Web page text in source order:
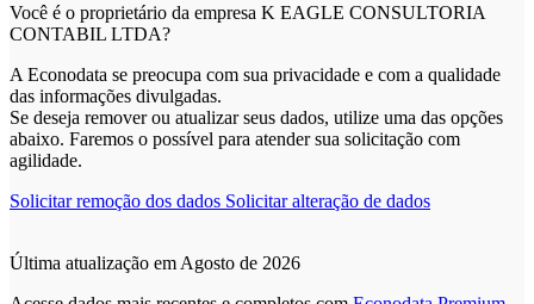
Você é o proprietário da empresa K EAGLE CONSULTORIA
CONTABIL LTDA?
A Econodata se preocupa com sua privacidade e com a qualidade
das informações divulgadas.
Se deseja remover ou atualizar seus dados, utilize uma das opções
abaixo. Faremos o possível para atender sua solicitação com
agilidade.
Solicitar remoção dos dados Solicitar alteração de dados
Última atualização em Agosto de 2026